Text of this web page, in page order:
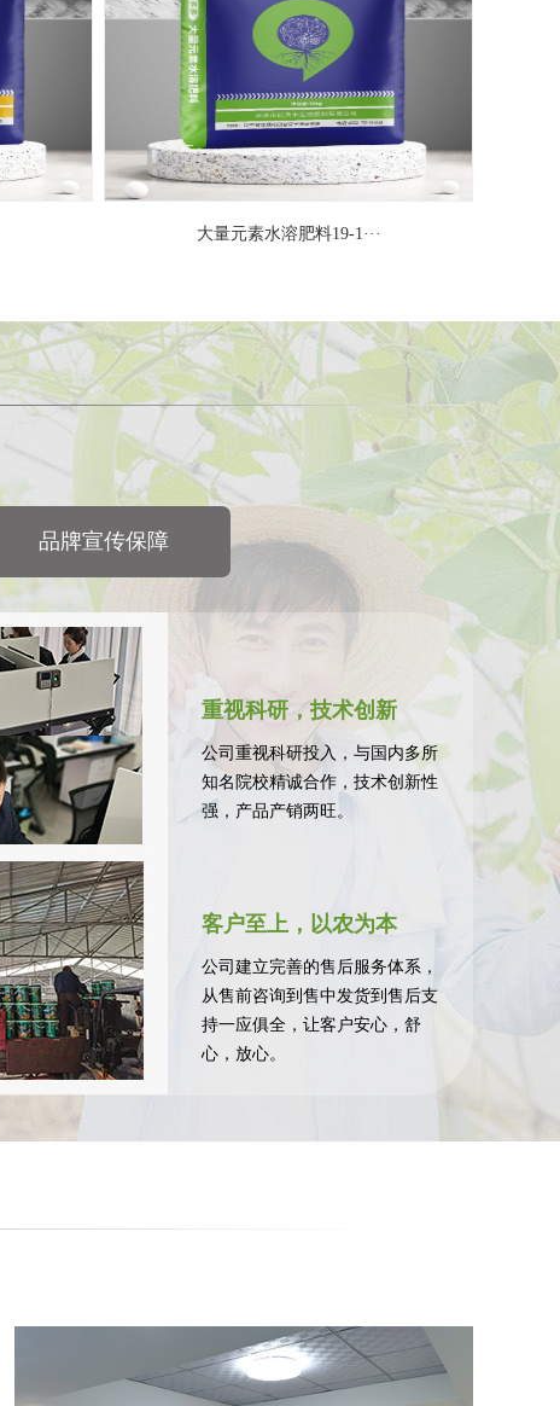
大量元素水溶肥料19-1···
品牌宣传保障
重视科研，技术创新
公司重视科研投入，与国内多所
知名院校精诚合作，技术创新性
强，产品产销两旺。
客户至上，以农为本
公司建立完善的售后服务体系，
从售前咨询到售中发货到售后支
持一应俱全，让客户安心，舒
心，放心。